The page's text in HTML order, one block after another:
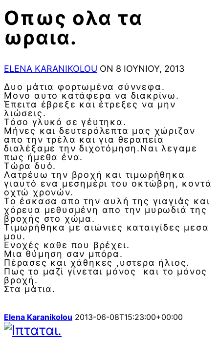
Οπως ολα τα
ωραια.
ELENA KARANIKOLOU ON 8 ΙΟΥΝΊΟΥ, 2013
Δυο μάτια φορτωμένα σύννεφα.
Μονο αυτο κατάφερα να διακρίνω.
Έπειτα έβρεξε και έτρεξες να μην
λιώσεις.
Τόσο γλυκό σε γέυτηκα.
Μήνες και δευτερόλεπτα μας χώριζαν
απο την τρέλα και για θεραπεία
διαλέξαμε την διχοτόμηση.Ναι λεγαμε
πως ήμεθα ένα.
Τώρα δυό.
Λατρέυω την βροχή και τιμωρήθηκα
γιαυτό ενα μεσημέρι του οκτώβρη, κοντά
οχτώ χρονών.
Το έσκασα απο την αυλή της γιαγιάς και
χόρευα μεθυσμένη απο την μυρωδιά της
βροχής στο χώμα.
Τιμωρήθηκα με αιώνιες καταιγίδες μεσα
μου.
Ενοχές καθε που βρέχει.
Μια θύμηση σαν μπόρα.
Πέρασες και χάθηκες ,υστερα ήλιος.
Πως το μαζί γίνεται μόνος και το μόνος
βροχή.
Στα μάτια.
Elena Karanikolou 2013-06-08T15:23:00+00:00